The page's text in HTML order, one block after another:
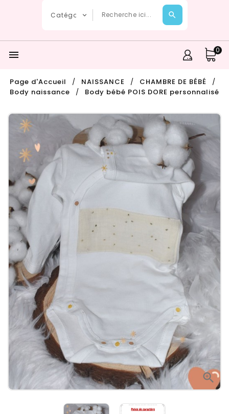
 0
Page d'Accueil NAISSANCE
CHAMBRE DE BÉBÉ
Body naissance
Body bébé POIS DORE personnalisé
